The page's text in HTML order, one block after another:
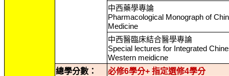
中西藥學專論
Pharmacological Monograph of
Medicine
中西醫臨床結合醫學專論
Special lectures for Integrated
Western meidicne
總學分數：
必修6學分+ 指定選修4學分